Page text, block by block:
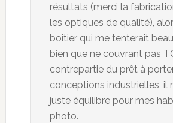
résultats (merci la
les optiques de qualité),
boitier qui me tenterait
bien que ne couvrant pas
contrepartie du prêt à
conceptions industrielles, il
juste équilibre pour mes
photo.